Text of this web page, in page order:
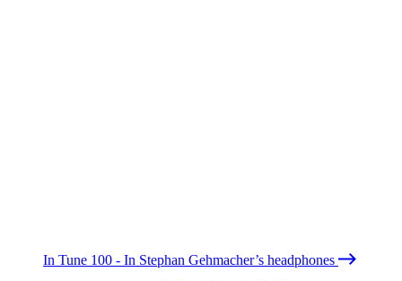
In Tune 100 - In Stephan Gehmacher’s headphones